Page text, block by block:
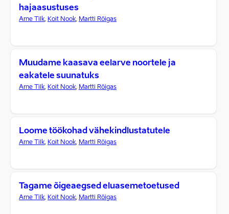
hajaasustuses
Arne Tilk, Koit Nook, Martti Rõigas
Muudame kaasava eelarve noortele ja
eakatele suunatuks
Arne Tilk, Koit Nook, Martti Rõigas
Loome töökohad vähekindlustatutele
Arne Tilk, Koit Nook, Martti Rõigas
Tagame õigeaegsed eluasemetoetused
Arne Tilk, Koit Nook, Martti Rõigas